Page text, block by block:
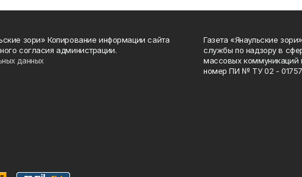
зори» Копирование информации сайта
согласия администрации.
данных
Газета «Янаульские
службы по надзору в
массовых коммуникаций
номер ПИ № ТУ 02 - 01757